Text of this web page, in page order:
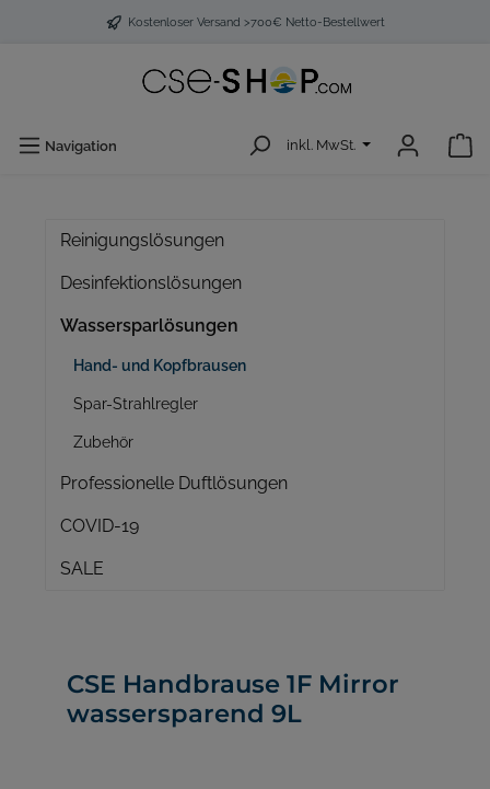
Kostenloser Versand >700€ Netto-Bestellwert
Navigation inkl. MwSt.
Reinigungslösungen
Desinfektionslösungen
Wassersparlösungen
Hand- und Kopfbrausen
Spar-Strahlregler
Zubehör
Professionelle Duftlösungen
COVID-19
SALE
CSE Handbrause 1F Mirror
wassersparend 9L